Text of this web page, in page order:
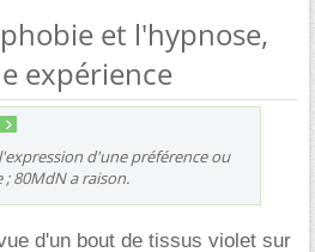
phobie et l'hypnose,
expérience
d'une préférence ou
80MdN a raison.
d'un bout de tissus violet sur